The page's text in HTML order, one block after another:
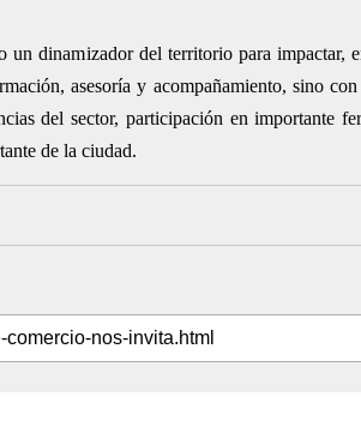
dinamizador del territorio para impactar,
asesoría y acompañamiento, sino
del sector, participación en importante
de la ciudad.